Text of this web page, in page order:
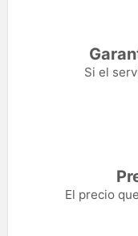
Si el
El precio